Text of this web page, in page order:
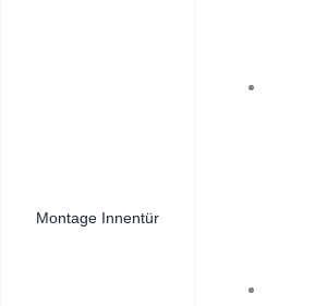
Montage Innentür